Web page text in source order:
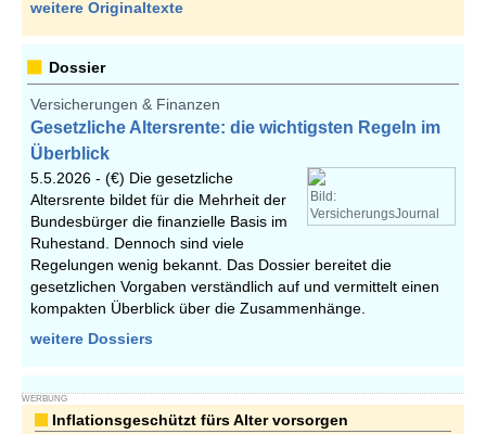
weitere Originaltexte
Dossier
Versicherungen & Finanzen
Gesetzliche Altersrente: die wichtigsten Regeln im
Überblick
Bild:
VersicherungsJournal
5.5.2026 - (€) Die gesetzliche
Altersrente bildet für die Mehrheit der
Bundesbürger die finanzielle Basis im
Ruhestand. Dennoch sind viele
Regelungen wenig bekannt. Das Dossier bereitet die
gesetzlichen Vorgaben verständlich auf und vermittelt einen
kompakten Überblick über die Zusammenhänge.
weitere Dossiers
WERBUNG
Inflationsgeschützt fürs Alter vorsorgen